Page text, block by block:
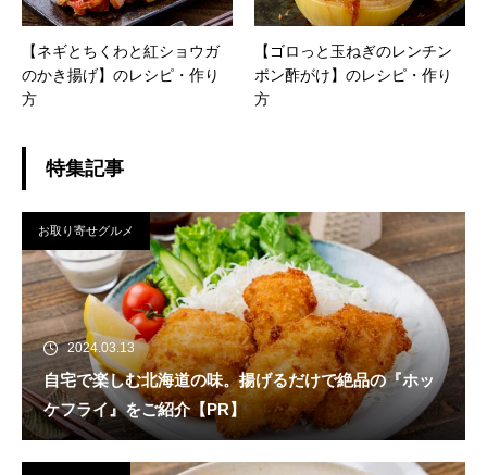
【ネギとちくわと紅ショウガ
のかき揚げ】のレシピ・作り
方
【ゴロっと玉ねぎのレンチン
ポン酢がけ】のレシピ・作り
方
特集記事
お取り寄せグルメ
2024.03.13
自宅で楽しむ北海道の味。揚げるだけで絶品の『ホッ
ケフライ』をご紹介【PR】